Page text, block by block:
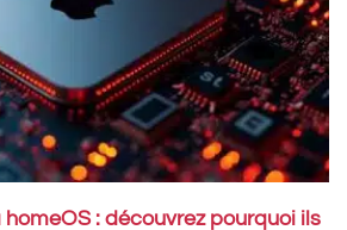
: découvrez pourquoi ils